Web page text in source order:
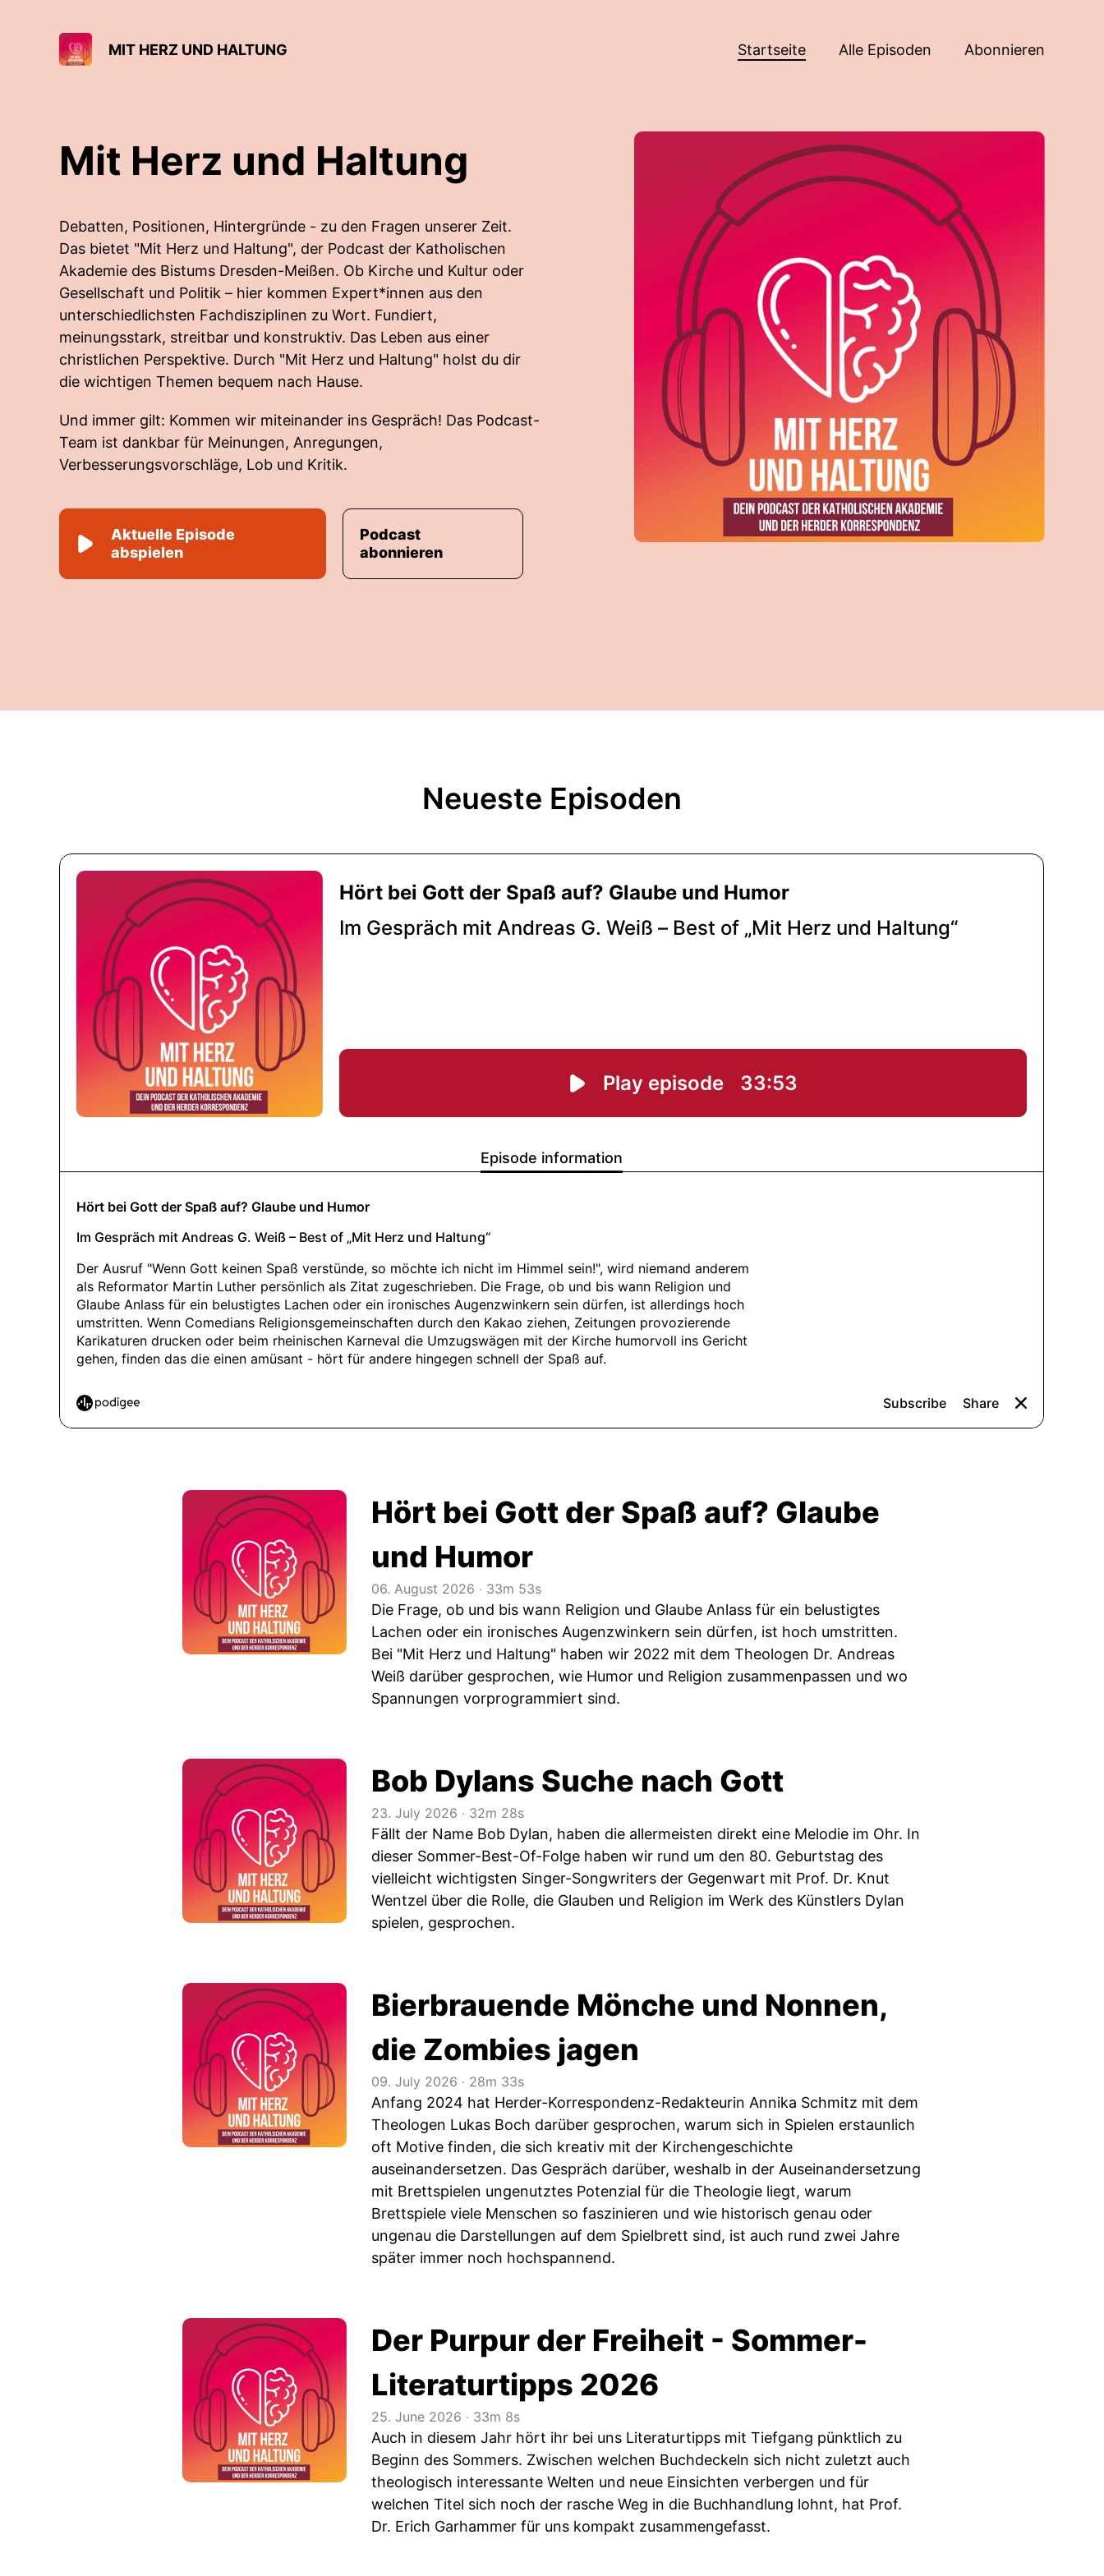
MIT HERZ UND HALTUNG Startseite Alle Episoden Abonnieren
Mit Herz und Haltung
Debatten, Positionen, Hintergründe - zu den Fragen unserer Zeit.
Das bietet "Mit Herz und Haltung", der Podcast der Katholischen
Akademie des Bistums Dresden-Meißen. Ob Kirche und Kultur oder
Gesellschaft und Politik – hier kommen Expert*innen aus den
unterschiedlichsten Fachdisziplinen zu Wort. Fundiert,
meinungsstark, streitbar und konstruktiv. Das Leben aus einer
christlichen Perspektive. Durch "Mit Herz und Haltung" holst du dir
die wichtigen Themen bequem nach Hause.
Und immer gilt: Kommen wir miteinander ins Gespräch! Das Podcast-
Team ist dankbar für Meinungen, Anregungen,
Verbesserungsvorschläge, Lob und Kritik.
Aktuelle Episode
abspielen
Podcast
abonnieren
Neueste Episoden
Hört bei Gott der Spaß auf? Glaube
und Humor
06. August 2026 ‧ 33m 53s
Die Frage, ob und bis wann Religion und Glaube Anlass für ein belustigtes
Lachen oder ein ironisches Augenzwinkern sein dürfen, ist hoch umstritten.
Bei "Mit Herz und Haltung" haben wir 2022 mit dem Theologen Dr. Andreas
Weiß darüber gesprochen, wie Humor und Religion zusammenpassen und wo
Spannungen vorprogrammiert sind.
Bob Dylans Suche nach Gott
23. July 2026 ‧ 32m 28s
Fällt der Name Bob Dylan, haben die allermeisten direkt eine Melodie im Ohr. In
dieser Sommer-Best-Of-Folge haben wir rund um den 80. Geburtstag des
vielleicht wichtigsten Singer-Songwriters der Gegenwart mit Prof. Dr. Knut
Wentzel über die Rolle, die Glauben und Religion im Werk des Künstlers Dylan
spielen, gesprochen.
Bierbrauende Mönche und Nonnen,
die Zombies jagen
09. July 2026 ‧ 28m 33s
Anfang 2024 hat Herder-Korrespondenz-Redakteurin Annika Schmitz mit dem
Theologen Lukas Boch darüber gesprochen, warum sich in Spielen erstaunlich
oft Motive finden, die sich kreativ mit der Kirchengeschichte
auseinandersetzen. Das Gespräch darüber, weshalb in der Auseinandersetzung
mit Brettspielen ungenutztes Potenzial für die Theologie liegt, warum
Brettspiele viele Menschen so faszinieren und wie historisch genau oder
ungenau die Darstellungen auf dem Spielbrett sind, ist auch rund zwei Jahre
später immer noch hochspannend.
Der Purpur der Freiheit - Sommer-
Literaturtipps 2026
25. June 2026 ‧ 33m 8s
Auch in diesem Jahr hört ihr bei uns Literaturtipps mit Tiefgang pünktlich zu
Beginn des Sommers. Zwischen welchen Buchdeckeln sich nicht zuletzt auch
theologisch interessante Welten und neue Einsichten verbergen und für
welchen Titel sich noch der rasche Weg in die Buchhandlung lohnt, hat Prof.
Dr. Erich Garhammer für uns kompakt zusammengefasst.